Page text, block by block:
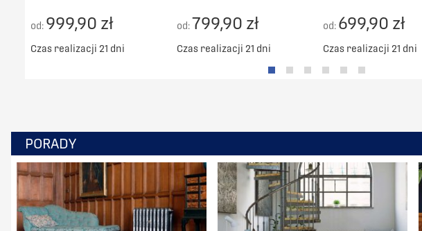
od: 999,90 zł
Czas realizacji 21 dni
od:799,90 zł
Czas realizacji 21 dni
od: 699,90 zł
Czas realizacji 21 dni
PORADY